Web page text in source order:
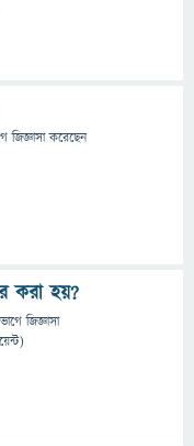
জিজ্ঞাসাকরেছেন
করা হয়?
জিজ্ঞাসা